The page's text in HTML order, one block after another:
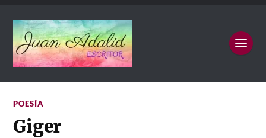
POESÍA
Giger